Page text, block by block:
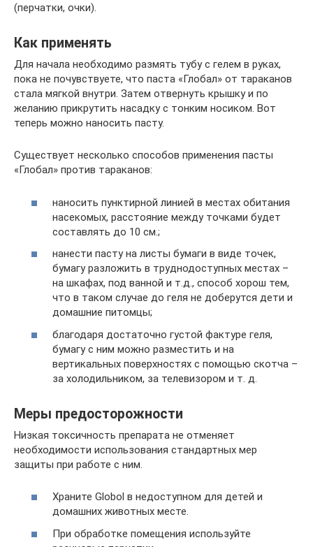
(перчатки, очки).
Как применять
Для начала необходимо размять тубу с гелем в руках,
пока не почувствуете, что паста «Глобал» от тараканов
стала мягкой внутри. Затем отвернуть крышку и по
желанию прикрутить насадку с тонким носиком. Вот
теперь можно наносить пасту.
Существует несколько способов применения пасты
«Глобал» против тараканов:
наносить пунктирной линией в местах обитания
насекомых, расстояние между точками будет
составлять до 10 см.;
нанести пасту на листы бумаги в виде точек,
бумагу разложить в труднодоступных местах –
на шкафах, под ванной и т.д., способ хорош тем,
что в таком случае до геля не доберутся дети и
домашние питомцы;
благодаря достаточно густой фактуре геля,
бумагу с ним можно разместить и на
вертикальных поверхностях с помощью скотча –
за холодильником, за телевизором и т. д.
Меры предосторожности
Низкая токсичность препарата не отменяет
необходимости использования стандартных мер
защиты при работе с ним.
Храните Globol в недоступном для детей и
домашних животных месте.
При обработке помещения используйте